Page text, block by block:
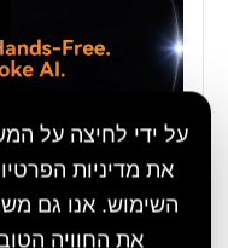
על ידי לחיצה על
את מדיניות
השימוש. אנו גם
את החוויה